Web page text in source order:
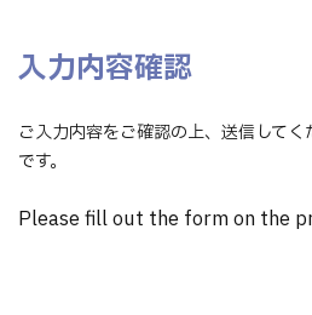
入力内容確認
ご入力内容をご確認の上、送信してく
です。
Please fill out the form on the